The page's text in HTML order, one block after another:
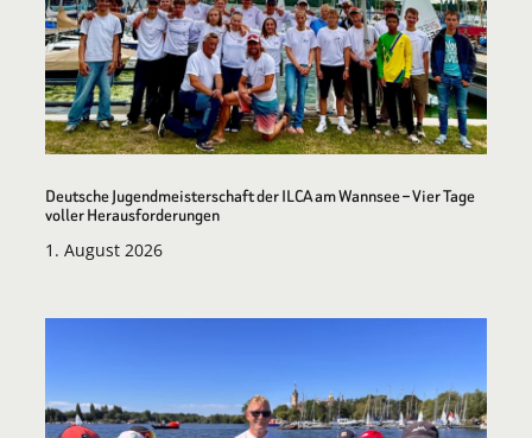
Deutsche Jugendmeisterschaft der ILCA am Wannsee – Vier Tage
voller Herausforderungen
1. August 2026